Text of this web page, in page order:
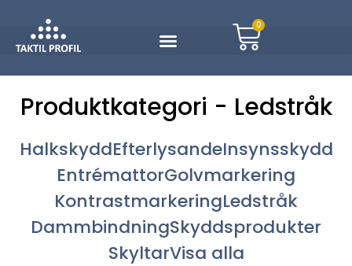
0
Produktkategori - Ledstråk
HalkskyddEfterlysandeInsynsskydd
EntrémattorGolvmarkering
KontrastmarkeringLedstråk
DammbindningSkyddsprodukter
SkyltarVisa alla